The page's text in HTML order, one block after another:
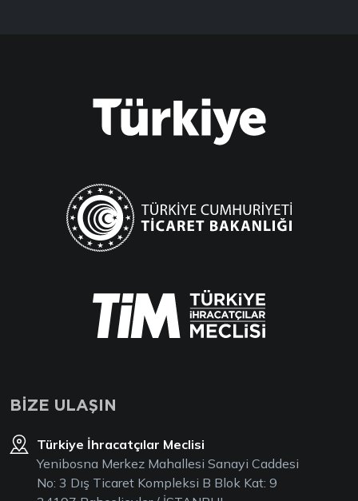
BİZE ULAŞIN
Türkiye İhracatçılar Meclisi
Yenibosna Merkez Mahallesi Sanayi Caddesi
No: 3 Dış Ticaret Kompleksi B Blok Kat: 9